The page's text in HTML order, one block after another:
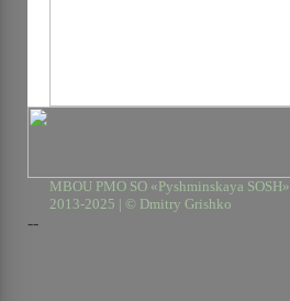
MBOU PMO SO «Pyshminskaya SOSH»
2013-2025 | © Dmitry Grishko
--